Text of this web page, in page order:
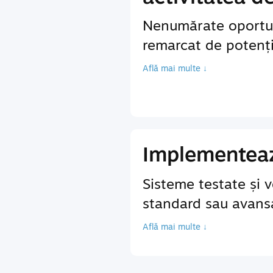
Nenumărate
remarcat de
Află mai multe ↓
Sisteme testate și
standard sau
Află mai multe ↓